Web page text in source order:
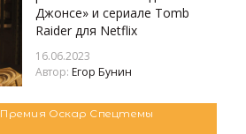
Джонсе» и сериале Tomb
Raider для Netflix
16.06.2023
Автор: Егор Бунин
Премия Оскар Спецтемы